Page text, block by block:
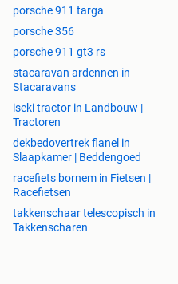
porsche 911 targa
porsche 356
porsche 911 gt3 rs
stacaravan ardennen in
Stacaravans
iseki tractor in Landbouw |
Tractoren
dekbedovertrek flanel in
Slaapkamer | Beddengoed
racefiets bornem in Fietsen |
Racefietsen
takkenschaar telescopisch in
Takkenscharen